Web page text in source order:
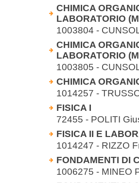
CHIMICA
LABORATORIO
1003804 -
CHIMICA
LABORATORIO
1003805 -
CHIMICA
1014257 -
FISICA I
72455 - POLITI
FISICA II E
1014247 - RIZZO
FONDAMENTI DI
1006275 - MINEO